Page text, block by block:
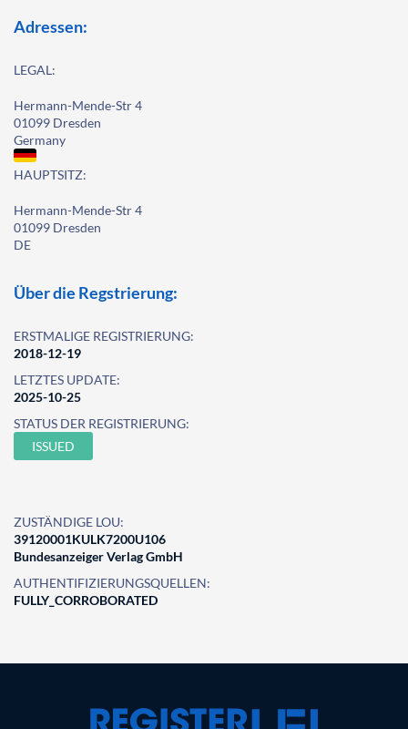
Adressen:
LEGAL:
Hermann-Mende-Str 4
01099 Dresden
Germany
HAUPTSITZ:
Hermann-Mende-Str 4
01099 Dresden
DE
Über die Regstrierung:
ERSTMALIGE REGISTRIERUNG:
2018-12-19
LETZTES UPDATE:
2025-10-25
STATUS DER REGISTRIERUNG:
ISSUED
ZUSTÄNDIGE LOU:
39120001KULK7200U106
Bundesanzeiger Verlag GmbH
AUTHENTIFIZIERUNGSQUELLEN:
FULLY_CORROBORATED